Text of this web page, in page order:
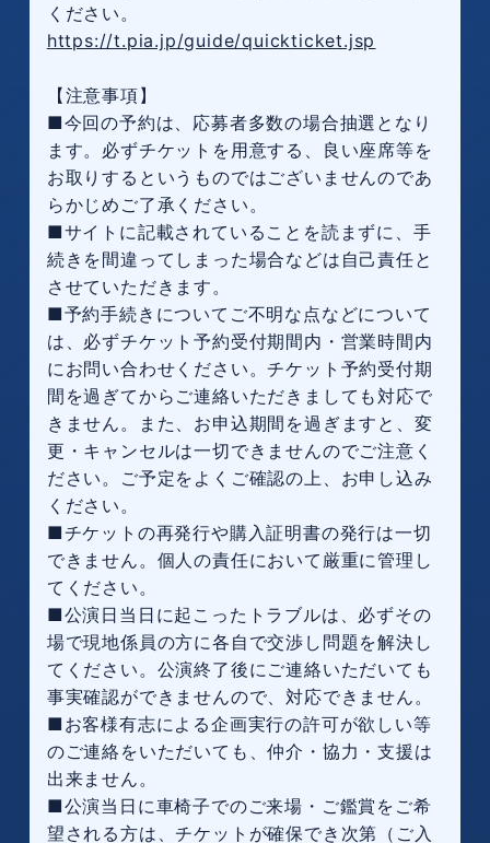
ください。
https://t.pia.jp/guide/quickticket.jsp
【注意事項】
■今回の予約は、応募者多数の場合抽選となり
ます。必ずチケットを用意する、良い座席等を
お取りするというものではございませんのであ
らかじめご了承ください。
■サイトに記載されていることを読まずに、手
続きを間違ってしまった場合などは自己責任と
させていただきます。
■予約手続きについてご不明な点などについて
は、必ずチケット予約受付期間内・営業時間内
にお問い合わせください。チケット予約受付期
間を過ぎてからご連絡いただきましても対応で
きません。また、お申込期間を過ぎますと、変
更・キャンセルは一切できませんのでご注意く
ださい。ご予定をよくご確認の上、お申し込み
ください。
■チケットの再発行や購入証明書の発行は一切
できません。個人の責任において厳重に管理し
てください。
■公演日当日に起こったトラブルは、必ずその
場で現地係員の方に各自で交渉し問題を解決し
てください。公演終了後にご連絡いただいても
事実確認ができませんので、対応できません。
■お客様有志による企画実行の許可が欲しい等
のご連絡をいただいても、仲介・協力・支援は
出来ません。
■公演当日に車椅子でのご来場・ご鑑賞をご希
望される方は、チケットが確保でき次第（ご入